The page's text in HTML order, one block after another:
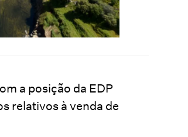
a posição da EDP
relativos à venda de